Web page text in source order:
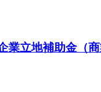
業立地補助金（